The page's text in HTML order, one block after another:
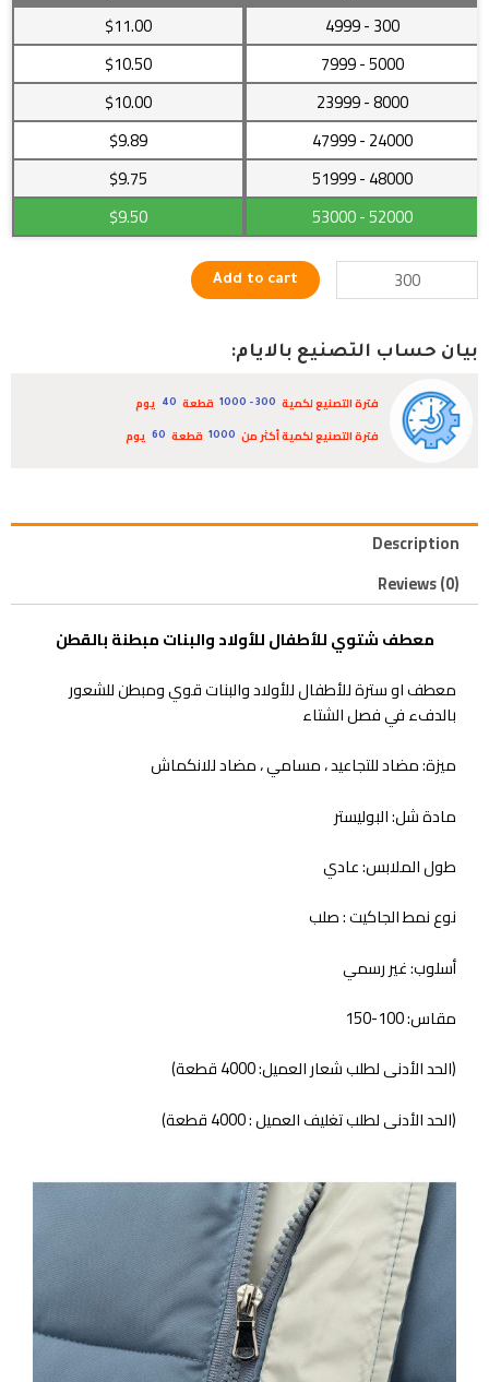
300
- 4999
$11.00
5000
- 7999
$10.50
8000
- 23999
$10.00
24000
- 47999
$9.89
48000
- 51999
$9.75
52000
- 53000
$9.50
للأولاد
والبنات
بالقطن
quantity
Add to cart
بيان حساب التصنيع بالايام:
فترة التصنيع لكمية 300 - 1000 قطعة 40
يوم
فترة التصنيع لكمية أكثر من
1000 قطعة 60 يوم
Description
Reviews (0)
معطف شتوي للأطفال للأولاد والبنات مبطنة بالقطن
معطف او سترة للأطفال للأولاد والبنات قوي ومبطن للشعور
بالدفء في فصل الشتاء
ميزة: مضاد للتجاعيد ، مسامي ، مضاد للانكماش
مادة شل: البوليستر
طول الملابس: عادي
نوع نمط الجاكيت : صلب
أسلوب: غير رسمي
مقاس: 100-150
(الحد الأدنى لطلب شعار العميل: 4000 قطعة)
(الحد الأدنى لطلب تغليف العميل : 4000 قطعة)